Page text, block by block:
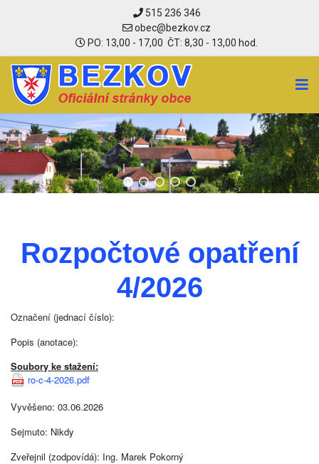
515 236 346
PO: 13,00 - 17,00 ČT: 8,30 - 13,00 hod.
Rozpočtové opatření
4/2026
Označení (jednací číslo):
Popis (anotace):
Soubory ke stažení:
ro-c-4-2026.pdf
Vyvěšeno: 03.06.2026
Sejmuto: Nikdy
Zveřejnil (zodpovídá): Ing. Marek Pokorný